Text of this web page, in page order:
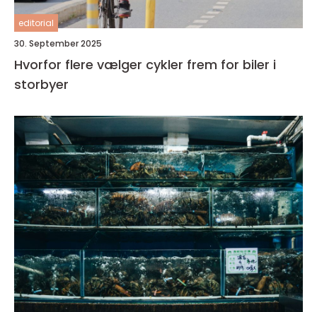
editorial
30. September 2025
Hvorfor flere vælger cykler frem for biler i
storbyer